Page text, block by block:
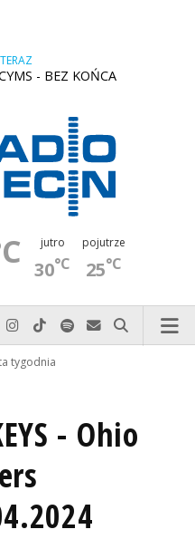
- BEZ KOŃCA
jutro
30°C
pojutrze
25°C
prostu do nas zadzwoń
nas na Facebook-u
Odwiedź nas na X
Odwiedź nas na Instagram-ie
Odwiedź nas na TikTok-u
Szukaj nas na Spotify
Wyślij do nas
Szukaj
tygodnia
- Ohio